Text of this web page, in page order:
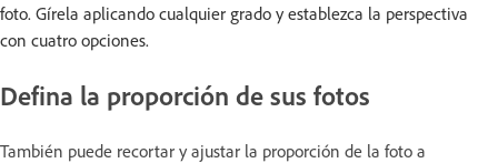
foto. Gírela aplicando cualquier grado y establezca la perspectiva
con cuatro opciones.
Defina la proporción de sus fotos
También puede recortar y ajustar la proporción de la foto a